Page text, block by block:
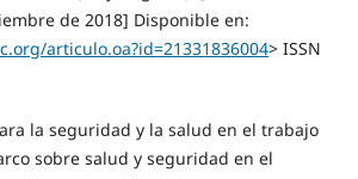
de 2018] Disponible en:
articulo.oa?id=21331836004> ISSN
la seguridad y la salud en el trabajo
sobre salud y seguridad en el